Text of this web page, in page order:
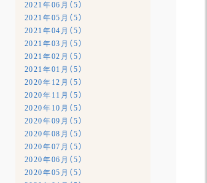
2021年06月（5）
2021年05月（5）
2021年04月（5）
2021年03月（5）
2021年02月（5）
2021年01月（5）
2020年12月（5）
2020年11月（5）
2020年10月（5）
2020年09月（5）
2020年08月（5）
2020年07月（5）
2020年06月（5）
2020年05月（5）